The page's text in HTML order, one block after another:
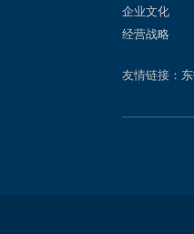
企业文化
经营战略
友情链接：